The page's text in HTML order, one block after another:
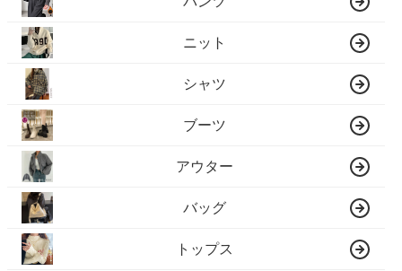
ニット
シャツ
ブーツ
アウター
バッグ
トップス